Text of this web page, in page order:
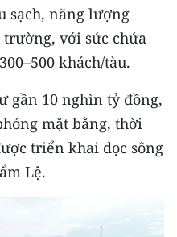
sạch, năng lượng
với sức chứa
khách/tàu.
gần 10 nghìn tỷ đồng,
mặt bằng, thời
triển khai dọc sông
Lệ.